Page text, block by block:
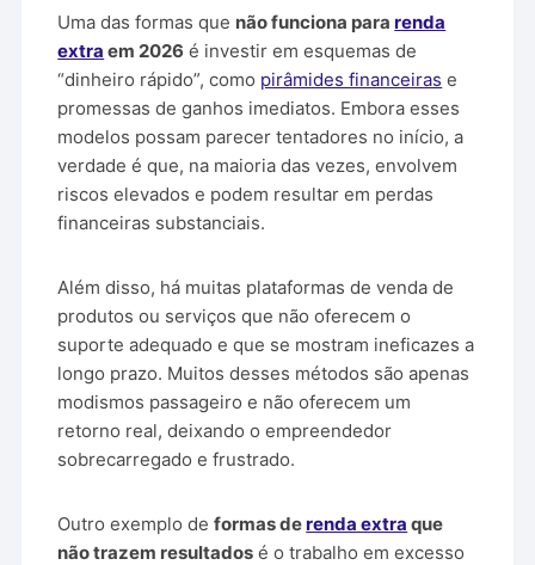
Uma das formas que não funciona pararenda
extra em 2026 é investir em esquemas de
“dinheiro rápido”, como pirâmides financeiras e
promessas de ganhos imediatos. Embora esses
modelos possam parecer tentadores no início, a
verdade é que, na maioria das vezes, envolvem
riscos elevados e podem resultar em perdas
financeiras substanciais.
Além disso, há muitas plataformas de venda de
produtos ou serviços que não oferecem o
suporte adequado e que se mostram ineficazes a
longo prazo. Muitos desses métodos são apenas
modismos passageiro e não oferecem um
retorno real, deixando o empreendedor
sobrecarregado e frustrado.
Outro exemplo deformas derenda extra que
não trazem resultados é o trabalho em excesso